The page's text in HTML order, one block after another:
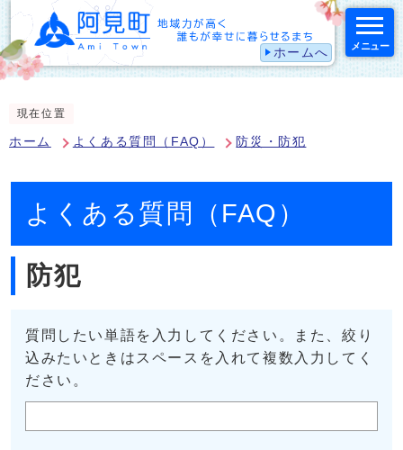
ホームへ メニュー
現在位置
ホーム よくある質問（FAQ） 防災・防犯
よくある質問（FAQ）
防犯
質問したい単語を入力してください。また、絞り
込みたいときはスペースを入れて複数入力してく
ださい。